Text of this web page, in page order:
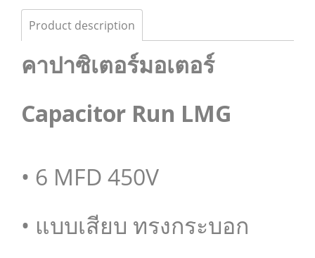
Product description
คาปาซิเตอร์มอเตอร์
Capacitor Run LMG
• 6 MFD 450V
• แบบเสียบ ทรงกระบอก